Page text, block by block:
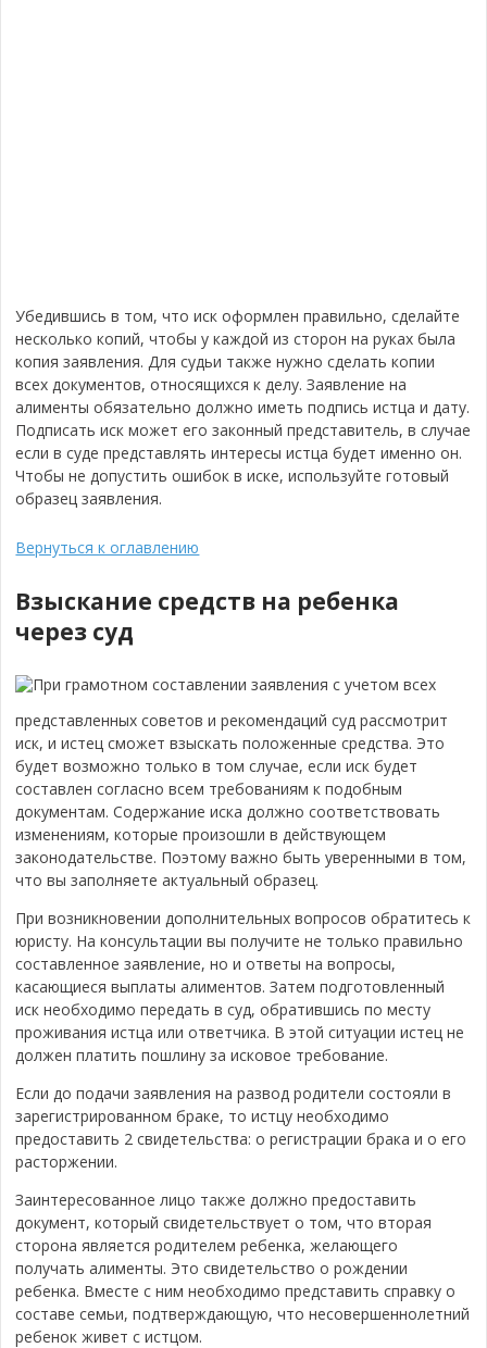
Убедившись в том, что иск оформлен правильно, сделайте
несколько копий, чтобы у каждой из сторон на руках была
копия заявления. Для судьи также нужно сделать копии
всех документов, относящихся к делу. Заявление на
алименты обязательно должно иметь подпись истца и дату.
Подписать иск может его законный представитель, в случае
если в суде представлять интересы истца будет именно он.
Чтобы не допустить ошибок в иске, используйте готовый
образец заявления.
Вернуться к оглавлению
Взыскание средств на ребенка
через суд
При грамотном составлении заявления с учетом всех
представленных советов и рекомендаций суд рассмотрит
иск, и истец сможет взыскать положенные средства. Это
будет возможно только в том случае, если иск будет
составлен согласно всем требованиям к подобным
документам. Содержание иска должно соответствовать
изменениям, которые произошли в действующем
законодательстве. Поэтому важно быть уверенными в том,
что вы заполняете актуальный образец.
При возникновении дополнительных вопросов обратитесь к
юристу. На консультации вы получите не только правильно
составленное заявление, но и ответы на вопросы,
касающиеся выплаты алиментов. Затем подготовленный
иск необходимо передать в суд, обратившись по месту
проживания истца или ответчика. В этой ситуации истец не
должен платить пошлину за исковое требование.
Если до подачи заявления на развод родители состояли в
зарегистрированном браке, то истцу необходимо
предоставить 2 свидетельства: о регистрации брака и о его
расторжении.
Заинтересованное лицо также должно предоставить
документ, который свидетельствует о том, что вторая
сторона является родителем ребенка, желающего
получать алименты. Это свидетельство о рождении
ребенка. Вместе с ним необходимо представить справку о
составе семьи, подтверждающую, что несовершеннолетний
ребенок живет с истцом.